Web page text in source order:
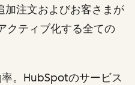
加注文およびお客さまが
クティブ化する全ての
。HubSpotのサービス